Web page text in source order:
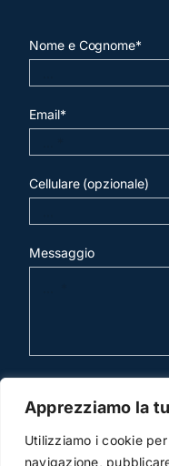
Apprezziamo la
Utilizziamo i cookie
navigazione,
Nome e Cognome*
Email*
Cellulare (opzionale)
Messaggio
invia mail